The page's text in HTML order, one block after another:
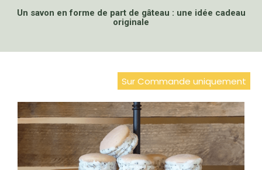
Un savon en forme de part de gâteau : une idée cadeau
originale
Sur Commande uniquement